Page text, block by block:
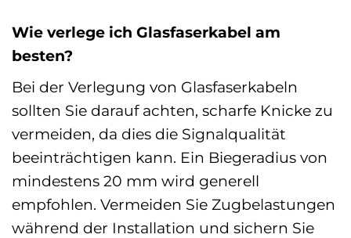
Wie verlege ich Glasfaserkabel am
besten?
Bei der Verlegung von Glasfaserkabeln
sollten Sie darauf achten, scharfe Knicke zu
vermeiden, da dies die Signalqualität
beeinträchtigen kann. Ein Biegeradius von
mindestens 20 mm wird generell
empfohlen. Vermeiden Sie Zugbelastungen
während der Installation und sichern Sie